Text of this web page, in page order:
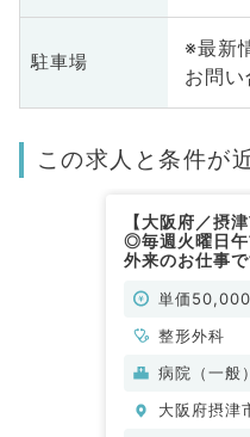
駐車場
※最新
お問
この求人と条件が
【大阪府／摂
◎毎週火曜日
外来のお仕事
単価
整形外科
病院（一般）
大阪府摂津